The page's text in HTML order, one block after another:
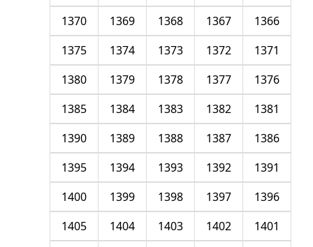
1366
1367
1368
1369
1370
1371
1372
1373
1374
1375
1376
1377
1378
1379
1380
1381
1382
1383
1384
1385
1386
1387
1388
1389
1390
1391
1392
1393
1394
1395
1396
1397
1398
1399
1400
1401
1402
1403
1404
1405